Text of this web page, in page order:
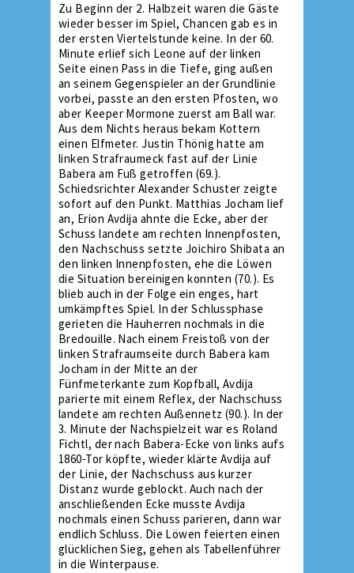
Zu Beginn der 2. Halbzeit waren die Gäste
wieder besser im Spiel, Chancen gab es in
der ersten Viertelstunde keine. In der 60.
Minute erlief sich Leone auf der linken
Seite einen Pass in die Tiefe, ging außen
an seinem Gegenspieler an der Grundlinie
vorbei, passte an den ersten Pfosten, wo
aber Keeper Mormone zuerst am Ball war.
Aus dem Nichts heraus bekam Kottern
einen Elfmeter. Justin Thönig hatte am
linken Strafraumeck fast auf der Linie
Babera am Fuß getroffen (69.).
Schiedsrichter Alexander Schuster zeigte
sofort auf den Punkt. Matthias Jocham lief
an, Erion Avdija ahnte die Ecke, aber der
Schuss landete am rechten Innenpfosten,
den Nachschuss setzte Joichiro Shibata an
den linken Innenpfosten, ehe die Löwen
die Situation bereinigen konnten (70.). Es
blieb auch in der Folge ein enges, hart
umkämpftes Spiel. In der Schlussphase
gerieten die Hauherren nochmals in die
Bredouille. Nach einem Freistoß von der
linken Strafraumseite durch Babera kam
Jocham in der Mitte an der
Fünfmeterkante zum Kopfball, Avdija
parierte mit einem Reflex, der Nachschuss
landete am rechten Außennetz (90.). In der
3. Minute der Nachspielzeit war es Roland
Fichtl, der nach Babera-Ecke von links aufs
1860-Tor köpfte, wieder klärte Avdija auf
der Linie, der Nachschuss aus kurzer
Distanz wurde geblockt. Auch nach der
anschließenden Ecke musste Avdija
nochmals einen Schuss parieren, dann war
endlich Schluss. Die Löwen feierten einen
glücklichen Sieg, gehen als Tabellenführer
in die Winterpause.